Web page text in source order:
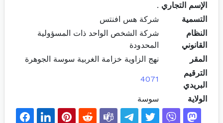
الإسم التجاري .
التسمية
شركة هس افنتس
النظام
القانوني
شركة الشخص الواحد ذات المسؤولية
المحدودة
المقر
نهج الزاوية خزامة الغربية سوسة الجوهرة
الترقيم
البريدي
4071
الولاية سوسة